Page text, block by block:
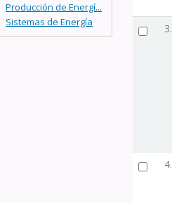
Producción de Energí...
Sistemas de Energía
3.
4.